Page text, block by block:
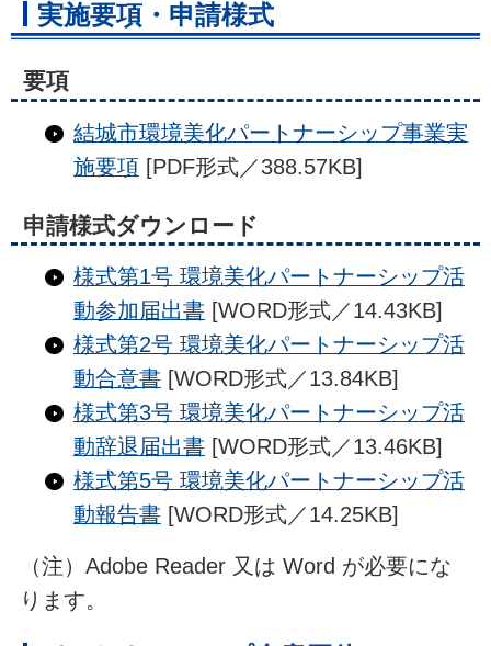
実施要項・申請様式
要項
結城市環境美化パートナーシップ事業実
施要項[PDF形式／388.57KB]
申請様式ダウンロード
様式第1号 環境美化パートナーシップ活
動参加届出書[WORD形式／14.43KB]
様式第2号 環境美化パートナーシップ活
動合意書[WORD形式／13.84KB]
様式第3号 環境美化パートナーシップ活
動辞退届出書[WORD形式／13.46KB]
様式第5号 環境美化パートナーシップ活
動報告書[WORD形式／14.25KB]
（注）Adobe Reader 又は Word が必要にな
ります。